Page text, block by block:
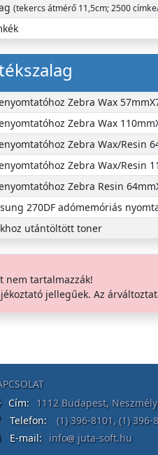
(tekercs átmérő 11,5cm; 2500
Zebra Wax
Zebra Wax
Zebra Wax/Resin
Zebra Wax/Resin
Zebra Resin
270DF adómemóriás
utántöltött toner
nem tartalmazzák!
jellegűek. Az
Cím: 1112 Budapest,
Telefon:
(1) 396-8101, (1) 396-
E-mail: info juta-soft.hu